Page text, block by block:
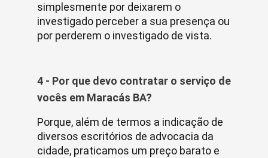
simplesmente por deixarem o
investigado perceber a sua presença ou
por perderem o investigado de vista.
4 - Por que devo contratar o serviço de
vocês em Maracás BA?
Porque, além de termos a indicação de
diversos escritórios de advocacia da
cidade, praticamos um preço barato e